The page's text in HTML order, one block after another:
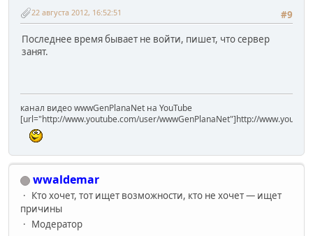
#9
22 августа 2012, 16:52:51
Последнее время бывает не войти, пишет, что сервер
занят.
канал видео wwwGenPlanaNet на YouTube
[url="http://www.youtube.com/user/wwwGenPlanaNet"]http://
wwaldemar
Кто хочет, тот ищет возможности, кто не хочет — ищет
причины
Модератор